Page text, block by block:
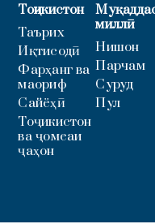
Тоҷикистон
Таърих
Иқтисодӣ
Фарҳанг ва
маориф
Сайёҳӣ
Тоҷикистон
ва ҷомеаи
ҷаҳон
миллӣ
Нишон
Парчам
Суруд
Пул